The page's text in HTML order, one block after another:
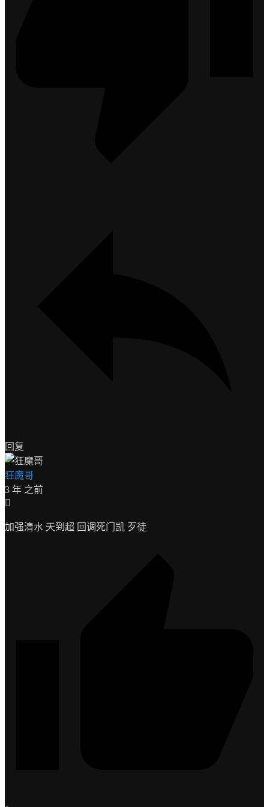
回复
狂魔哥
3 年 之前
加强清水 天到超 回调死门凯 歹徒